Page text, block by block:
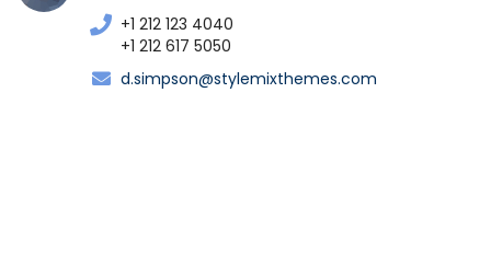
+1 212 123 4040
+1 212 617 5050
d.simpson@stylemixthemes.com